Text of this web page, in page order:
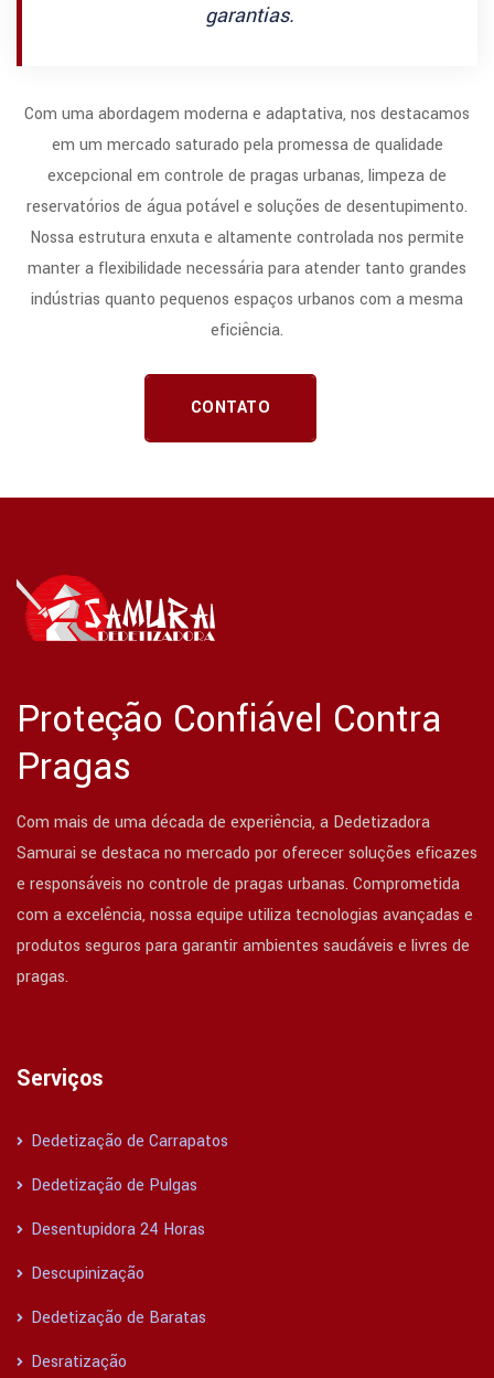
garantias.
Com uma abordagem moderna e adaptativa, nos destacamos
em um mercado saturado pela promessa de qualidade
excepcional em controle de pragas urbanas, limpeza de
reservatórios de água potável e soluções de desentupimento.
Nossa estrutura enxuta e altamente controlada nos permite
manter a flexibilidade necessária para atender tanto grandes
indústrias quanto pequenos espaços urbanos com a mesma
eficiência.
CONTATO
Proteção Confiável Contra
Pragas
Com mais de uma década de experiência, a Dedetizadora
Samurai se destaca no mercado por oferecer soluções eficazes
e responsáveis no controle de pragas urbanas. Comprometida
com a excelência, nossa equipe utiliza tecnologias avançadas e
produtos seguros para garantir ambientes saudáveis e livres de
pragas.
Serviços
Dedetização de Carrapatos
Dedetização de Pulgas
Desentupidora 24 Horas
Descupinização
Dedetização de Baratas
Desratização